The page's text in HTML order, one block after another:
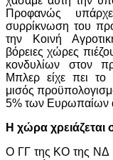
Προφανώς
συρρίκνωση του
την Κοινή
βόρειες χώρες
κονδυλίων στον
Μπλερ είχε πει το
μισός
5% των Ευρωπαίων
Η χώρα χρειάζεται
Ο ΓΓ της ΚΟ της ΝΔ